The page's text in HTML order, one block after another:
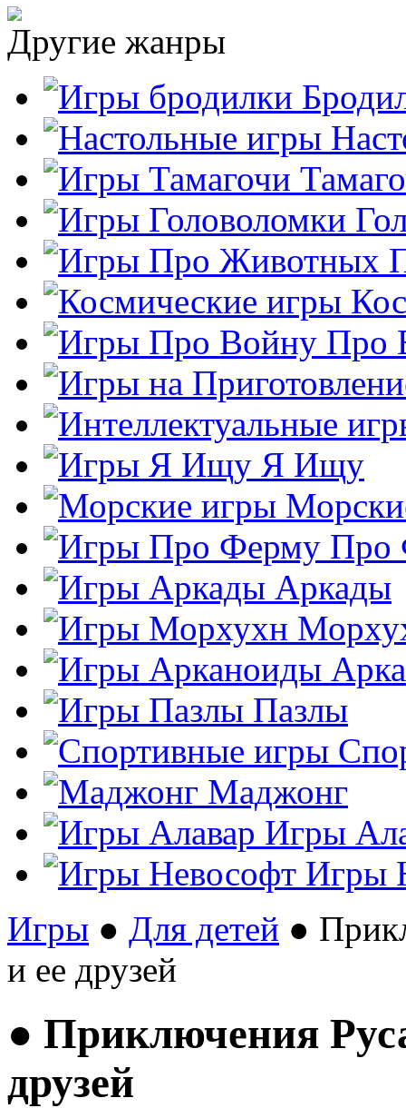
Другие жанры
Про
Я Ищу
Про
Аркады
Пазлы
Маджонг
Игры
Игры
Игры ● Для детей ●
и ее друзей
● Приключения
друзей